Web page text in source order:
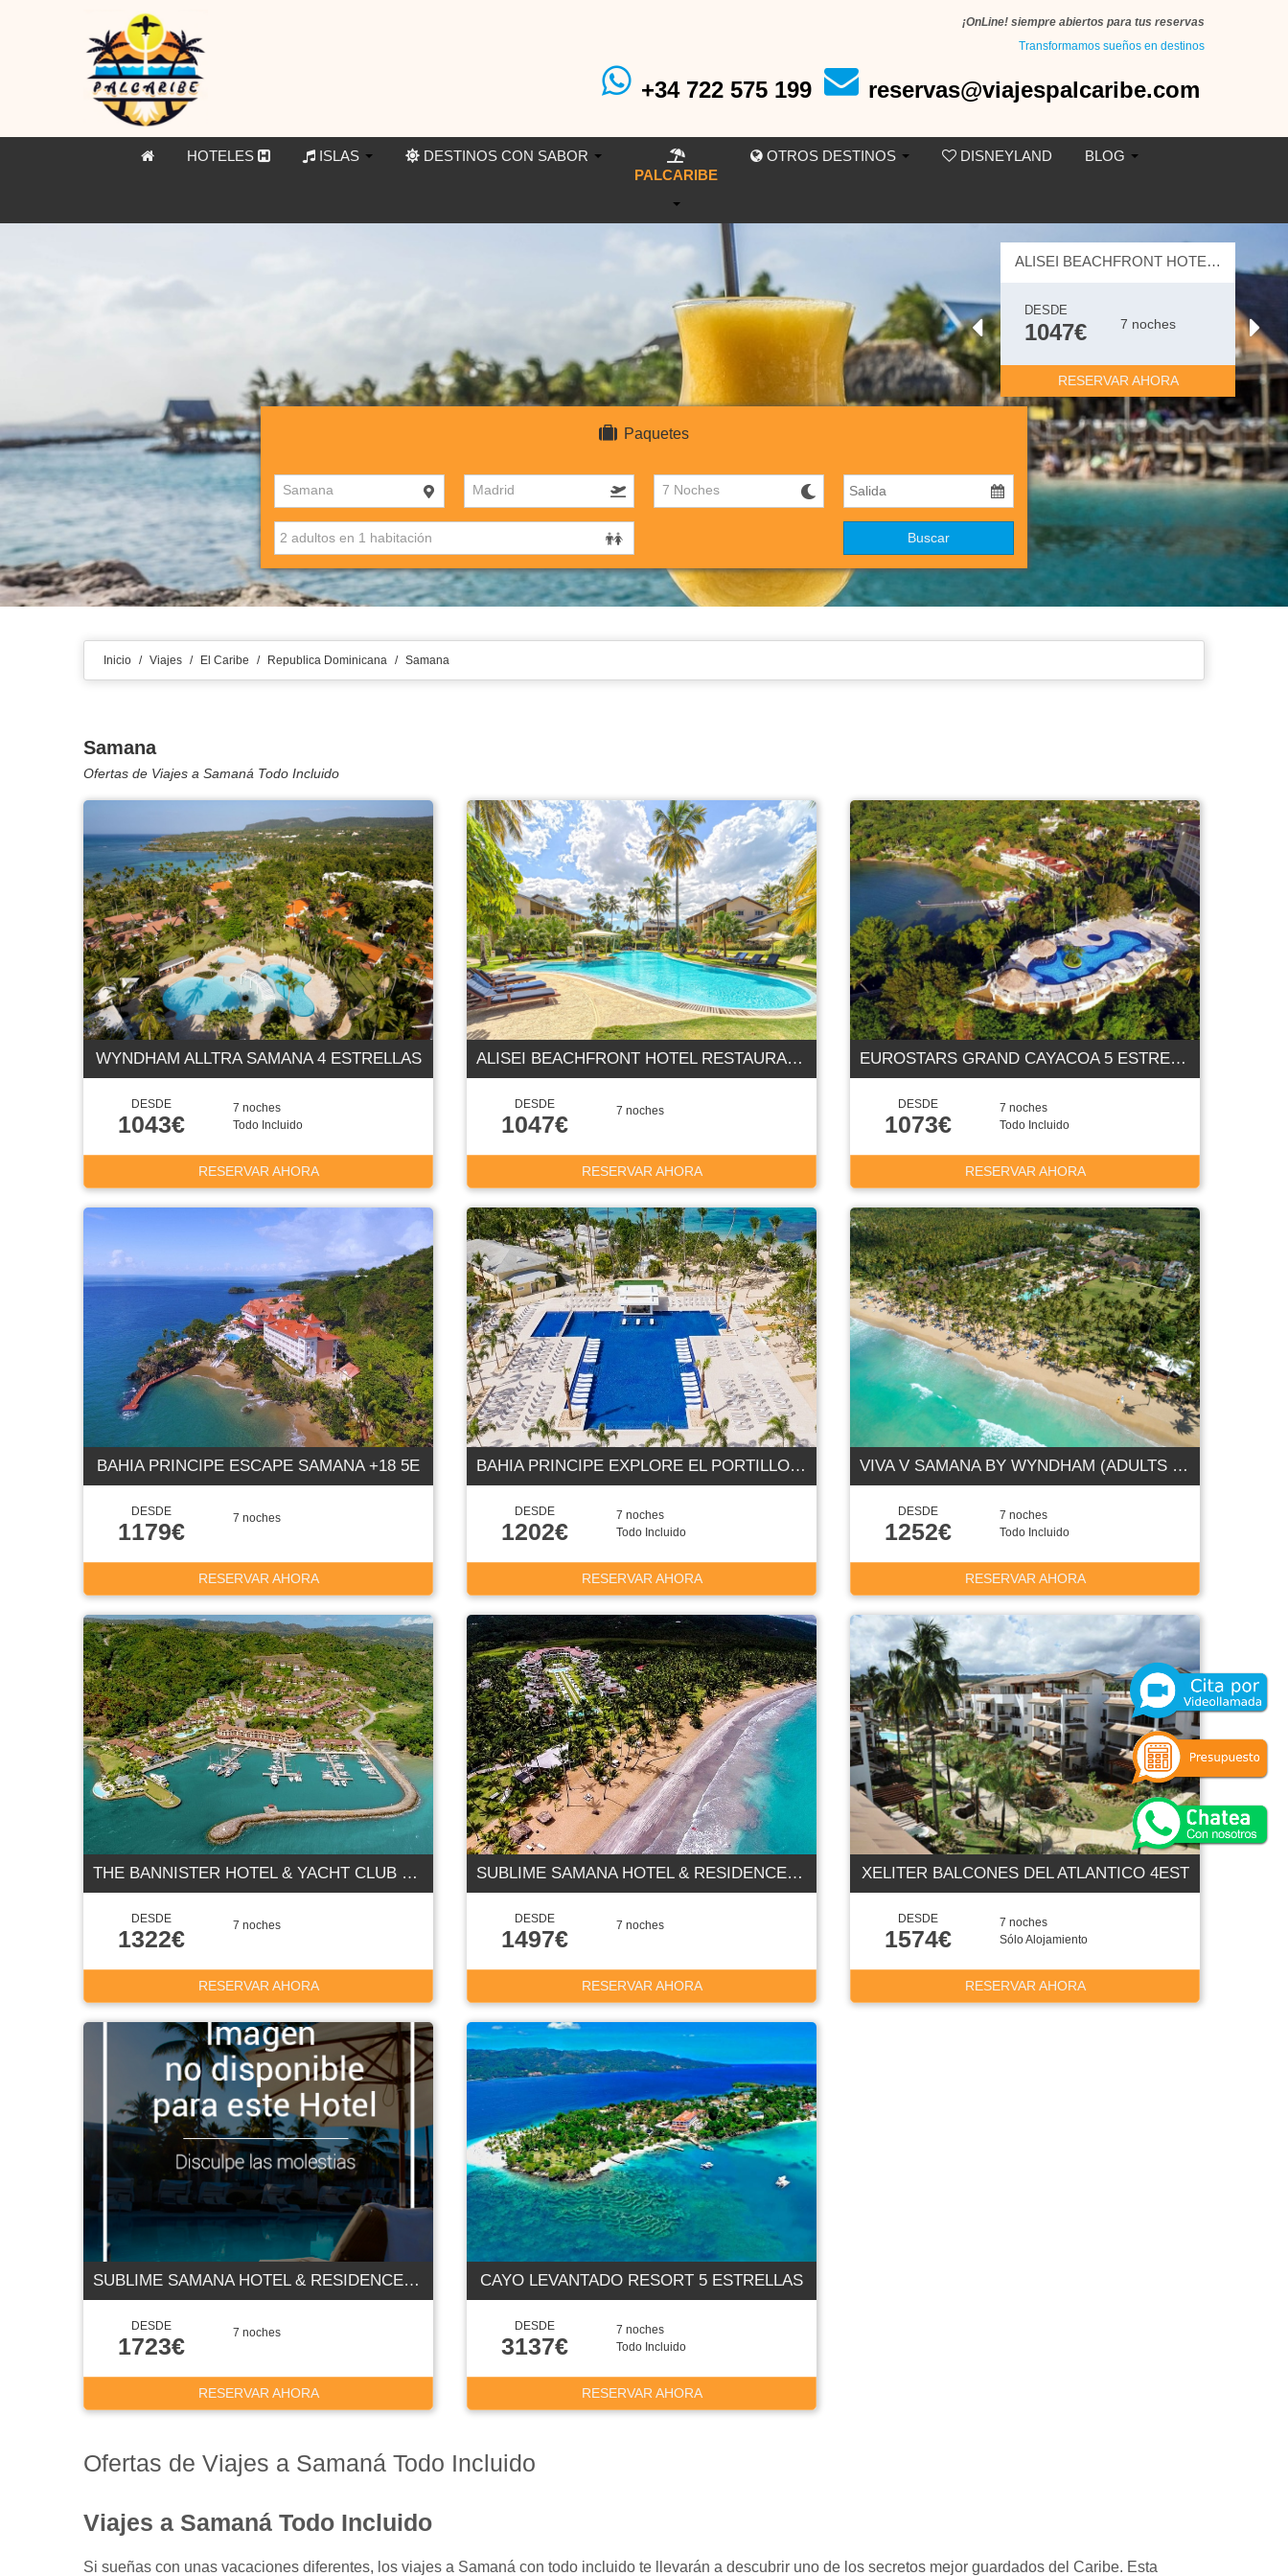
¡OnLine! siempre abiertos para tus reservas
Transformamos sueños en destinos
+34 722 575 199 reservas@viajespalcaribe.com
HOTELES ISLAS
DESTINOS CON SABOR
PALCARIBE
OTROS DESTINOS DISNEYLAND BLOG
ALISEI BEACHFRONT HOTEL RESTAURANT & SPA 4 ESTRELLAS
DESDE
1047€ 7 noches
RESERVAR AHORA
Paquetes
Samana Madrid 7 Noches
Buscar
Inicio / Viajes / El Caribe / Republica Dominicana / Samana
Samana
Ofertas de Viajes a Samaná Todo Incluido
WYNDHAM ALLTRA SAMANA 4 ESTRELLAS
DESDE
1043€
7 noches
Todo Incluido
RESERVAR AHORA
ALISEI BEACHFRONT HOTEL RESTAURANT & SPA 4 ESTRELLAS
DESDE
1047€ 7 noches
RESERVAR AHORA
EUROSTARS GRAND CAYACOA 5 ESTRELLAS
DESDE
1073€
7 noches
Todo Incluido
RESERVAR AHORA
BAHIA PRINCIPE ESCAPE SAMANA +18 5E
DESDE
1179€ 7 noches
RESERVAR AHORA
BAHIA PRINCIPE EXPLORE EL PORTILLO 5E
DESDE
1202€
7 noches
Todo Incluido
RESERVAR AHORA
VIVA V SAMANA BY WYNDHAM (ADULTS ONLY +18) 5 ESTRELLAS
DESDE
1252€
7 noches
Todo Incluido
RESERVAR AHORA
THE BANNISTER HOTEL & YACHT CLUB 5 ESTRELLAS
DESDE
1322€ 7 noches
RESERVAR AHORA
SUBLIME SAMANA HOTEL & RESIDENCES 5 ESTRELLAS
DESDE
1497€ 7 noches
RESERVAR AHORA
XELITER BALCONES DEL ATLANTICO 4EST
DESDE
1574€
7 noches
Sólo Alojamiento
RESERVAR AHORA
SUBLIME SAMANA HOTEL & RESIDENCES 5 ESTRELLAS
DESDE
1723€ 7 noches
RESERVAR AHORA
CAYO LEVANTADO RESORT 5 ESTRELLAS
DESDE
3137€
7 noches
Todo Incluido
RESERVAR AHORA
Ofertas de Viajes a Samaná Todo Incluido
Viajes a Samaná Todo Incluido
Si sueñas con unas vacaciones diferentes, los viajes a Samaná con todo incluido te llevarán a descubrir uno de los secretos mejor guardados del Caribe. Esta